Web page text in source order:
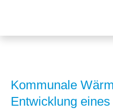
Kommunale
Entwicklung eines